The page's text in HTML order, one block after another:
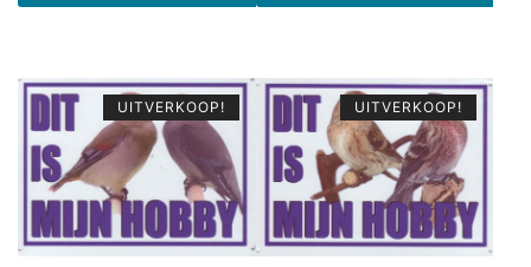
UITVERKOOP! UITVERKOOP!